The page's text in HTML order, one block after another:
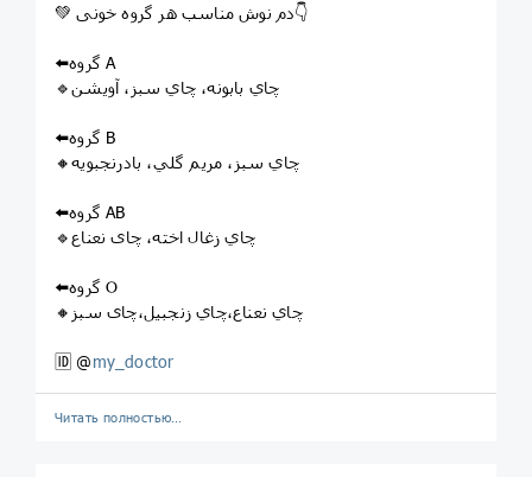
💚 دم نوش مناسب هر گروه خونی👇
⬅️گروه A
🔹چاي بابونه، چاي سبز، آويشن
⬅️گروه B
🔸چاي سبز، مريم گلي، بادرنجبويه
⬅️گروه AB
🔹چاي زغال اخته، چای نعناع
⬅️گروه O
🔸چاي نعناع،چاي زنجبيل،چای سبز
🆔 @my_doctor
Читать полностью…